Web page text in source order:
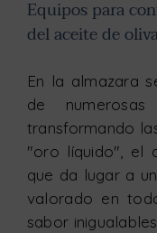
Equipos para
del aceite de
En la almazara
de
transformando
"oro líquido", el
que da lugar a
valorado en
sabor